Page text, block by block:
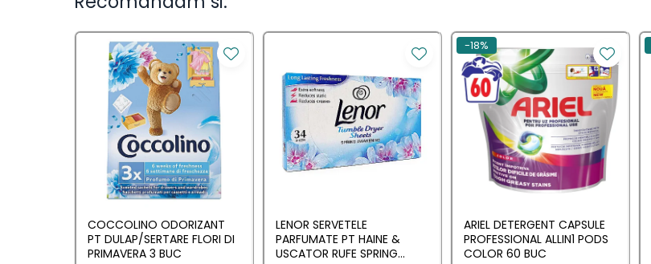
Cosmetice copii
Odorizante
Aer Conditionat
Lumanari Parfumate
Deodorante & Parfumuri
COCCOLINO ODORIZANT
PT DULAP/SERTARE FLORI DI
PRIMAVERA 3 BUC
LENOR SERVETELE
PARFUMATE PT HAINE &
USCATOR RUFE SPRING
-18%
ARIEL DETERGENT CAPSULE
PROFESSIONAL ALLIN1 PODS
COLOR 60 BUC